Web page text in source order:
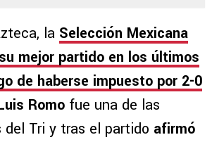
la Selección Mexicana
mejor partido en los últimos
de haberse impuesto por 2-0
Romo fue una de las
del Tri y tras el partido afirmó